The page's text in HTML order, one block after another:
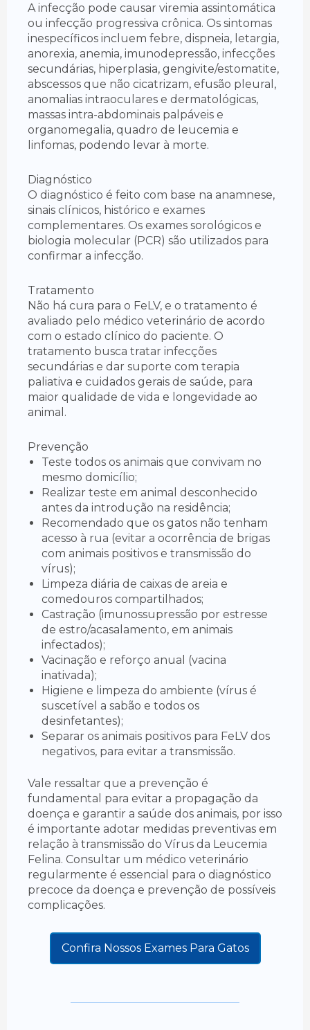
A infecção pode causar viremia assintomática
ou infecção progressiva crônica. Os sintomas
inespecíficos incluem febre, dispneia, letargia,
anorexia, anemia, imunodepressão, infecções
secundárias, hiperplasia, gengivite/estomatite,
abscessos que não cicatrizam, efusão pleural,
anomalias intraoculares e dermatológicas,
massas intra-abdominais palpáveis e
organomegalia, quadro de leucemia e
linfomas, podendo levar à morte.
Diagnóstico
O diagnóstico é feito com base na anamnese,
sinais clínicos, histórico e exames
complementares. Os exames sorológicos e
biologia molecular (PCR) são utilizados para
confirmar a infecção.
Tratamento
Não há cura para o FeLV, e o tratamento é
avaliado pelo médico veterinário de acordo
com o estado clínico do paciente. O
tratamento busca tratar infecções
secundárias e dar suporte com terapia
paliativa e cuidados gerais de saúde, para
maior qualidade de vida e longevidade ao
animal.
Prevenção
Teste todos os animais que convivam no
mesmo domicílio;
Realizar teste em animal desconhecido
antes da introdução na residência;
Recomendado que os gatos não tenham
acesso à rua (evitar a ocorrência de brigas
com animais positivos e transmissão do
vírus);
Limpeza diária de caixas de areia e
comedouros compartilhados;
Castração (imunossupressão por estresse
de estro/acasalamento, em animais
infectados);
Vacinação e reforço anual (vacina
inativada);
Higiene e limpeza do ambiente (vírus é
suscetível a sabão e todos os
desinfetantes);
Separar os animais positivos para FeLV dos
negativos, para evitar a transmissão.
Vale ressaltar que a prevenção é
fundamental para evitar a propagação da
doença e garantir a saúde dos animais, por isso
é importante adotar medidas preventivas em
relação à transmissão do Vírus da Leucemia
Felina. Consultar um médico veterinário
regularmente é essencial para o diagnóstico
precoce da doença e prevenção de possíveis
complicações.
Confira Nossos Exames Para Gatos